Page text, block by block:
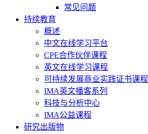
常见问题
持续教育
概述
中文在线学习平台
CPE合作伙伴课程
英文在线学习课程
可持续发展商业实践证书课程
IMA英文播客系列
科技与分析中心
IMA公益课程
研究出版物